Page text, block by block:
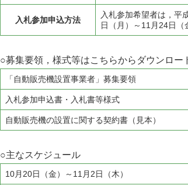
入札参加申込方法
入札参加希望者は，平
日（月）～11月24日（
○募集要領，様式等はこちらからダウンロー
「自動販売機設置事業者」募集要領
入札参加申込書・入札書等様式
自動販売機の設置に関する契約書（見本）
○主なスケジュール
10月20日（金）～11月2日（木）